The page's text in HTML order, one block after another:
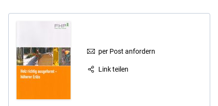
per Post anfordern
Link teilen